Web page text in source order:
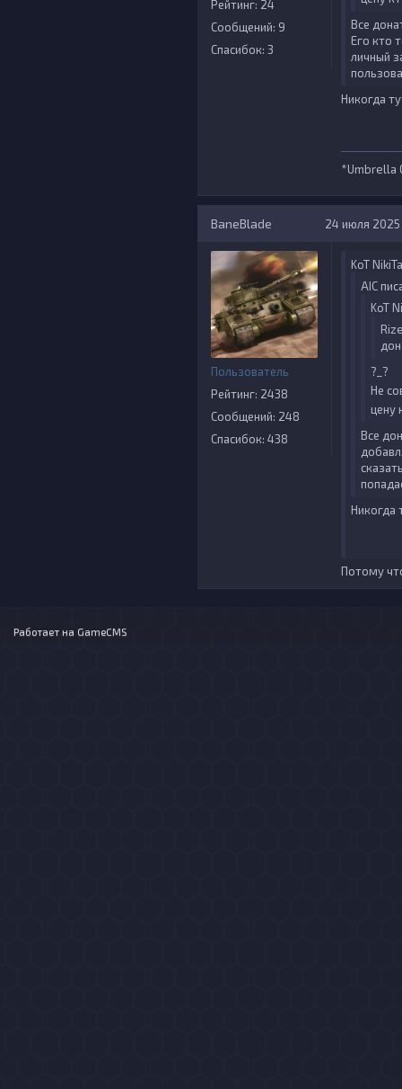
Рейтинг: 24
Сообщений: 9
Спасибок: 3
Все
Его кто
личный
Никогда
*Umbrella
BaneBlade 24 июля 2025
Пользователь
Рейтинг: 2438
Сообщений: 248
Спасибок: 438
KoT
AIС
KoT
?_?
Не
цену
Все
Никогда
Потому
Работает на GameCMS